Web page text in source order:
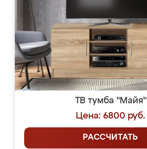
ТВ тумба "Майя"
Цена: 6800 руб.
РАССЧИТАТЬ